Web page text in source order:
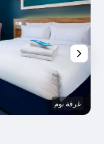
غرفة نوم